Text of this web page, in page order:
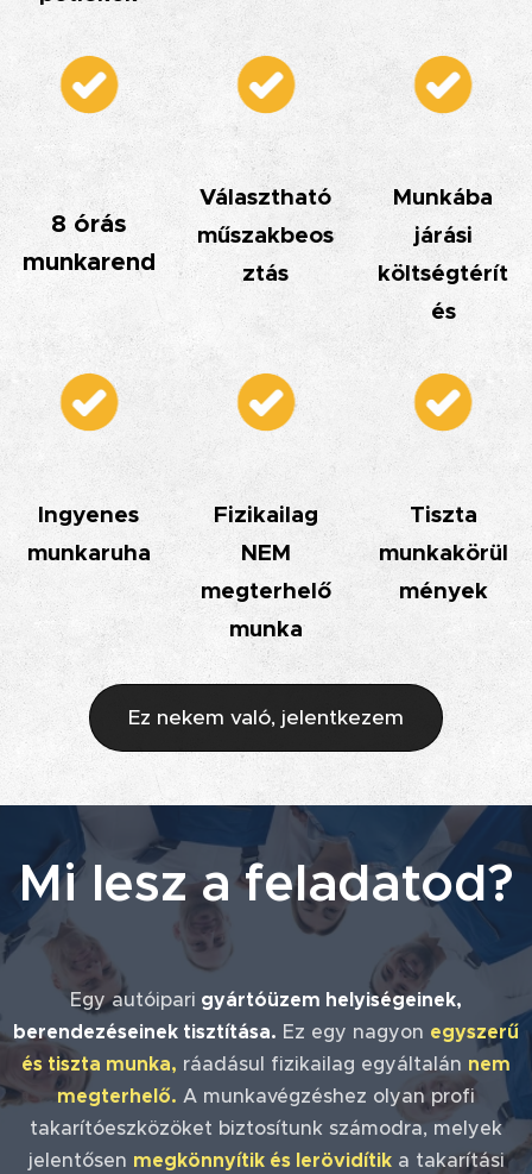
8 órás
munkarend
Választható
műszakbeos
ztás
Munkába
járási
költségtérít
és
Ingyenes
munkaruha
Fizikailag
NEM
megterhelő
munka
Tiszta
munkakörül
mények
Ez nekem való, jelentkezem
Mi lesz a feladatod?
Egy autóipari gyártóüzem helyiségeinek,
berendezéseinek tisztítása. Ez egy nagyon egyszerű
és tiszta munka, ráadásul fizikailag egyáltalán nem
megterhelő. A munkavégzéshez olyan profi
takarítóeszközöket biztosítunk számodra, melyek
jelentősen megkönnyítik és lerövidítika takarítási